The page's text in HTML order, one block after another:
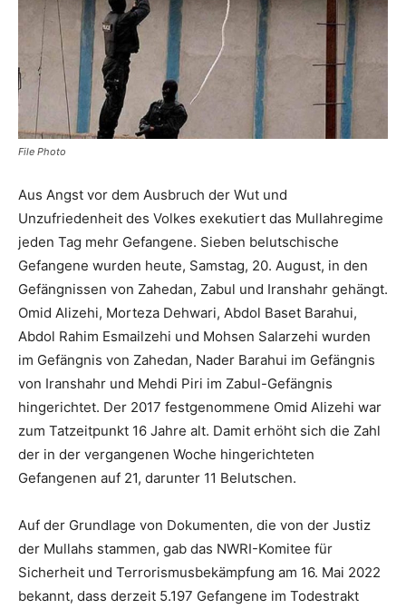
File Photo
Aus Angst vor dem Ausbruch der Wut und
Unzufriedenheit des Volkes exekutiert das Mullahregime
jeden Tag mehr Gefangene. Sieben belutschische
Gefangene wurden heute, Samstag, 20. August, in den
Gefängnissen von Zahedan, Zabul und Iranshahr gehängt.
Omid Alizehi, Morteza Dehwari, Abdol Baset Barahui,
Abdol Rahim Esmailzehi und Mohsen Salarzehi wurden
im Gefängnis von Zahedan, Nader Barahui im Gefängnis
von Iranshahr und Mehdi Piri im Zabul-Gefängnis
hingerichtet. Der 2017 festgenommene Omid Alizehi war
zum Tatzeitpunkt 16 Jahre alt. Damit erhöht sich die Zahl
der in der vergangenen Woche hingerichteten
Gefangenen auf 21, darunter 11 Belutschen.
Auf der Grundlage von Dokumenten, die von der Justiz
der Mullahs stammen, gab das NWRI-Komitee für
Sicherheit und Terrorismusbekämpfung am 16. Mai 2022
bekannt, dass derzeit 5.197 Gefangene im Todestrakt